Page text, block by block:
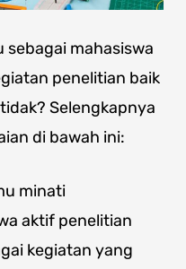
sebagai mahasiswa
penelitian baik
Selengkapnya
di bawah ini:
minati
aktif penelitian
kegiatan yang